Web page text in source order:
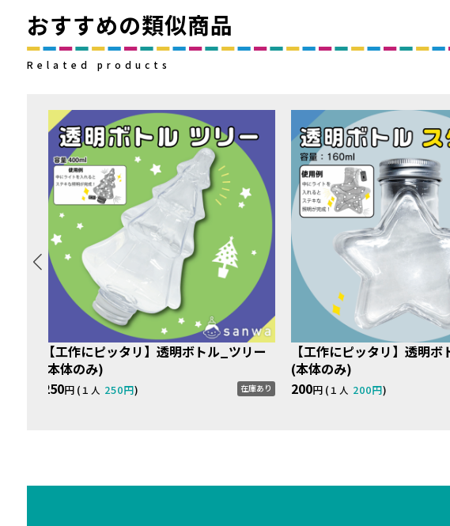
おすすめの類似商品
Related products
【工作にピッタリ】透明ボトル_ツリー
(本体のみ)
250円 ( １人 250円) 在庫あり
【工作にピッタリ】透明
(本体のみ)
200円 ( １人 200円)